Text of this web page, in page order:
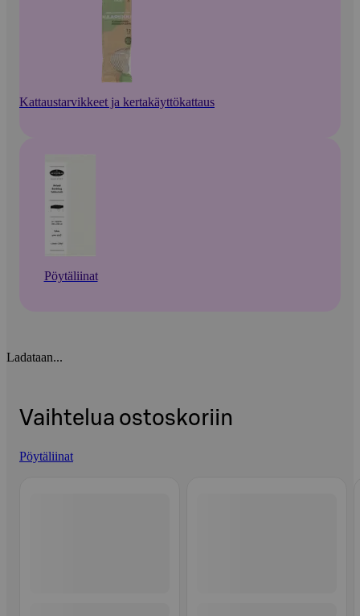
Kattaustarvikkeet ja kertakäyttökattaus
Pöytäliinat
Ladataan...
Vaihtelua ostoskoriin
Pöytäliinat